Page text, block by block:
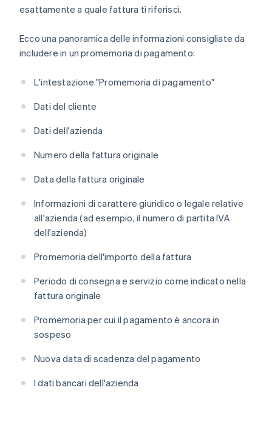
esattamente a quale fattura ti riferisci.
Ecco una panoramica delle informazioni consigliate da
includere in un promemoria di pagamento:
L'intestazione "Promemoria di pagamento"
Dati del cliente
Dati dell'azienda
Numero della fattura originale
Data della fattura originale
Informazioni di carattere giuridico o legale relative
all'azienda (ad esempio, il numero di partita IVA
dell'azienda)
Promemoria dell'importo della fattura
Periodo di consegna e servizio come indicato nella
fattura originale
Promemoria per cui il pagamento è ancora in
sospeso
Nuova data di scadenza del pagamento
I dati bancari dell'azienda